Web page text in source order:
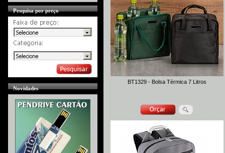
Pesquisa por preço
Novidades
BT1329 - Bolsa Térmica 7 Litros